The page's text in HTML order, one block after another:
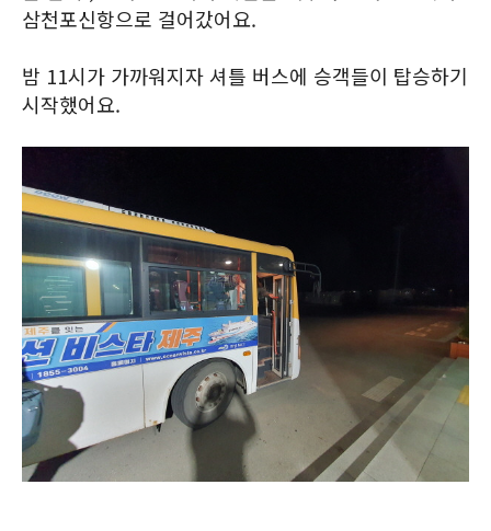
삼천포신항으로 걸어갔어요.
밤 11시가 가까워지자 셔틀 버스에 승객들이 탑승하기
시작했어요.